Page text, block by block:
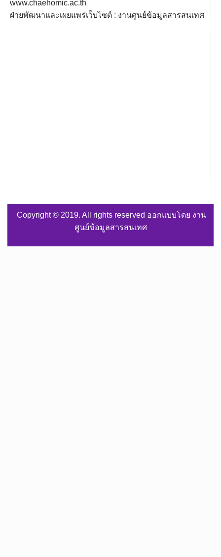
www.chaehomic.ac.th
ฝ่ายพัฒนาและเผยแพร่เว็บไซต์ : งานศูนย์ข้อมูลสารสนเทศ
Copyright © 2019. All rights reserved ออกแบบโดย งาน
ศูนย์ข้อมูลสารสนเทศ